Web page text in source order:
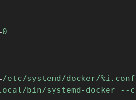
0
/etc/systemd/docker/%i.conf
bin/systemd-docker --